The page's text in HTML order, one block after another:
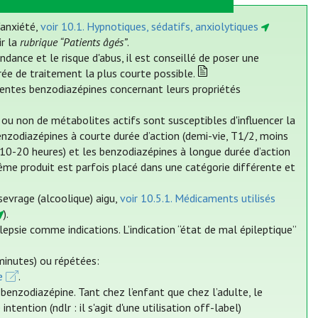
voir 10.1. Hypnotiques, sédatifs, anxiolytiques
larubrique “Patients âgés”.
et le risque d'abus, il est conseillé de poser une
de traitement la plus courte possible.
benzodiazépines concernant leurs propriétés
non de métabolites actifs sont susceptibles d'influencer la
à courte durée d’action (demi-vie, T1/2, moins
20 heures) et les benzodiazépines à longue durée d’action
produit est parfois placé dans une catégorie différente et
(alcoolique) aigu,voir 10.5.1. Médicaments utilisés
).
comme indications. L’indication “état de mal épileptique”
ou répétées:
.
Tant chez l’enfant que chez l’adulte, le
intention (ndlr : il s'agit d'une utilisation off-label)